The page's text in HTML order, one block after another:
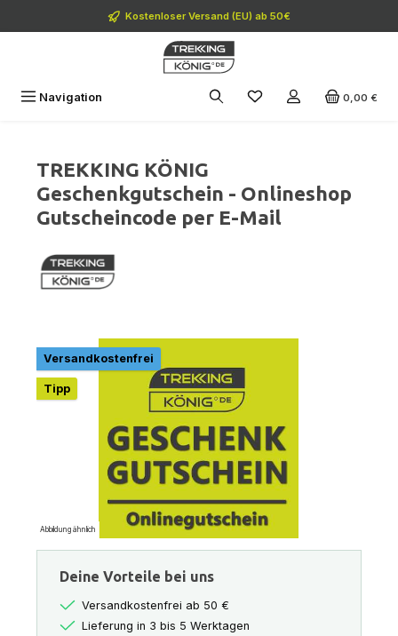
Zum Hauptinhalt springenKostenloser Versand (EU) ab 50€
Navigation 0,00 €
TREKKING KÖNIG
Geschenkgutschein - Onlineshop
Gutscheincode per E-Mail
Bildergalerie überspringen
Versandkostenfrei
Tipp
Abbildung ähnlich
Deine Vorteile bei uns
Versandkostenfrei ab 50 €
Lieferung in 3 bis 5 Werktagen